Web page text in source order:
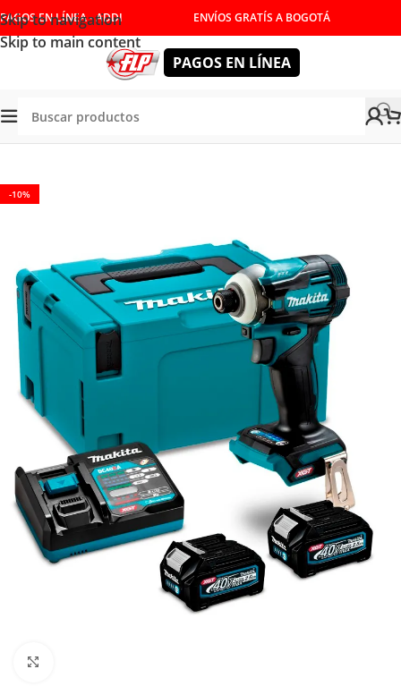
Skip to navigation
Skip to main content
PAGOS EN LÍNEA - ADDI ENVÍOS GRATÍS A BOGOTÁ
PAGOS EN LÍNEA
HERRAMIENTAS INALÁMBRICAS DESTORNILLADORES
-10%